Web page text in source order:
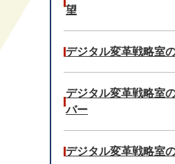
望
デジタル変革戦略室
デジタル変革戦略室
バー
デジタル変革戦略室